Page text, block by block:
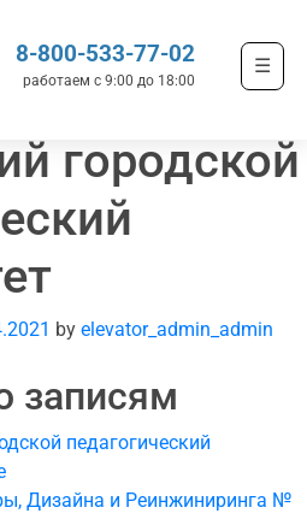
8-800-533-77-02
работаем с 9:00 до 18:00
☰
городской
by elevator_admin_admin
записям
педагогический
Дизайна и Реинжиниринга №